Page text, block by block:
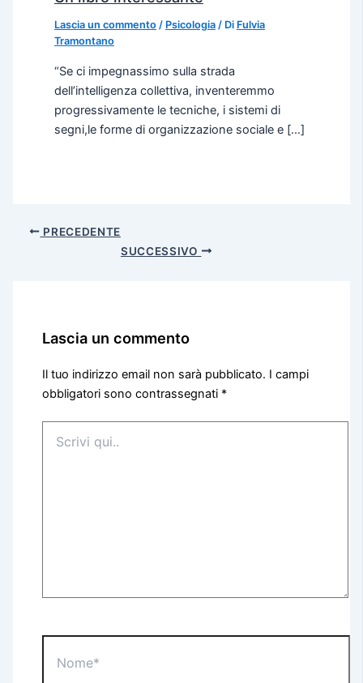
Lascia un commento / Psicologia/ Di Fulvia
Tramontano
“Se ci impegnassimo sulla strada
dell’intelligenza collettiva, inventeremmo
progressivamente le tecniche, i sistemi di
segni,le forme di organizzazione sociale e […]
PRECEDENTE
SUCCESSIVO
Lascia un commento
Il tuo indirizzo email non sarà pubblicato. I campi
obbligatori sono contrassegnati *
qui..